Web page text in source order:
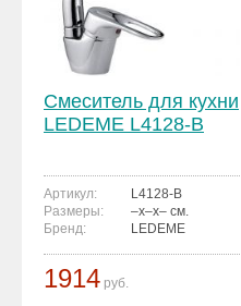
Смеситель для кухни
LEDEME L4128-B
Артикул:
L4128-B
Размеры:
–x–x– см.
Бренд:
LEDEME
1914 руб.